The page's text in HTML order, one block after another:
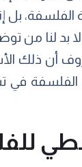
الفلسفة،
لا بد لنا
أن ذلك
في